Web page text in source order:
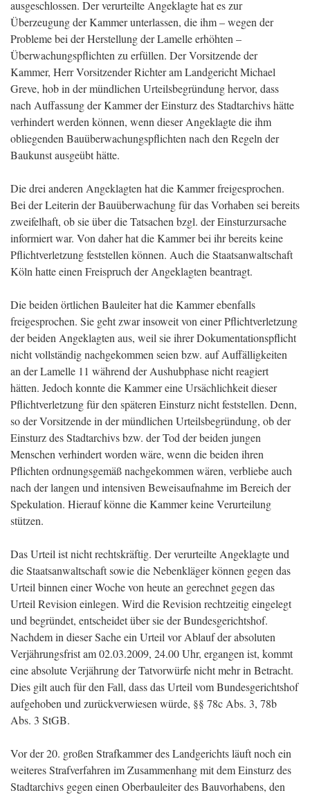
ausgeschlossen. Der verurteilte Angeklagte hat es zur
Überzeugung der Kammer unterlassen, die ihm – wegen der
Probleme bei der Herstellung der Lamelle erhöhten –
Überwachungspflichten zu erfüllen. Der Vorsitzende der
Kammer, Herr Vorsitzender Richter am Landgericht Michael
Greve, hob in der mündlichen Urteilsbegründung hervor, dass
nach Auffassung der Kammer der Einsturz des Stadtarchivs hätte
verhindert werden können, wenn dieser Angeklagte die ihm
obliegenden Bauüberwachungspflichten nach den Regeln der
Baukunst ausgeübt hätte.
Die drei anderen Angeklagten hat die Kammer freigesprochen.
Bei der Leiterin der Bauüberwachung für das Vorhaben sei bereits
zweifelhaft, ob sie über die Tatsachen bzgl. der Einsturzursache
informiert war. Von daher hat die Kammer bei ihr bereits keine
Pflichtverletzung feststellen können. Auch die Staatsanwaltschaft
Köln hatte einen Freispruch der Angeklagten beantragt.
Die beiden örtlichen Bauleiter hat die Kammer ebenfalls
freigesprochen. Sie geht zwar insoweit von einer Pflichtverletzung
der beiden Angeklagten aus, weil sie ihrer Dokumentationspflicht
nicht vollständig nachgekommen seien bzw. auf Auffälligkeiten
an der Lamelle 11 während der Aushubphase nicht reagiert
hätten. Jedoch konnte die Kammer eine Ursächlichkeit dieser
Pflichtverletzung für den späteren Einsturz nicht feststellen. Denn,
so der Vorsitzende in der mündlichen Urteilsbegründung, ob der
Einsturz des Stadtarchivs bzw. der Tod der beiden jungen
Menschen verhindert worden wäre, wenn die beiden ihren
Pflichten ordnungsgemäß nachgekommen wären, verbliebe auch
nach der langen und intensiven Beweisaufnahme im Bereich der
Spekulation. Hierauf könne die Kammer keine Verurteilung
stützen.
Das Urteil ist nicht rechtskräftig. Der verurteilte Angeklagte und
die Staatsanwaltschaft sowie die Nebenkläger können gegen das
Urteil binnen einer Woche von heute an gerechnet gegen das
Urteil Revision einlegen. Wird die Revision rechtzeitig eingelegt
und begründet, entscheidet über sie der Bundesgerichtshof.
Nachdem in dieser Sache ein Urteil vor Ablauf der absoluten
Verjährungsfrist am 02.03.2009, 24.00 Uhr, ergangen ist, kommt
eine absolute Verjährung der Tatvorwürfe nicht mehr in Betracht.
Dies gilt auch für den Fall, dass das Urteil vom Bundesgerichtshof
aufgehoben und zurückverwiesen würde, §§ 78c Abs. 3, 78b
Abs. 3 StGB.
Vor der 20. großen Strafkammer des Landgerichts läuft noch ein
weiteres Strafverfahren im Zusammenhang mit dem Einsturz des
Stadtarchivs gegen einen Oberbauleiter des Bauvorhabens, den